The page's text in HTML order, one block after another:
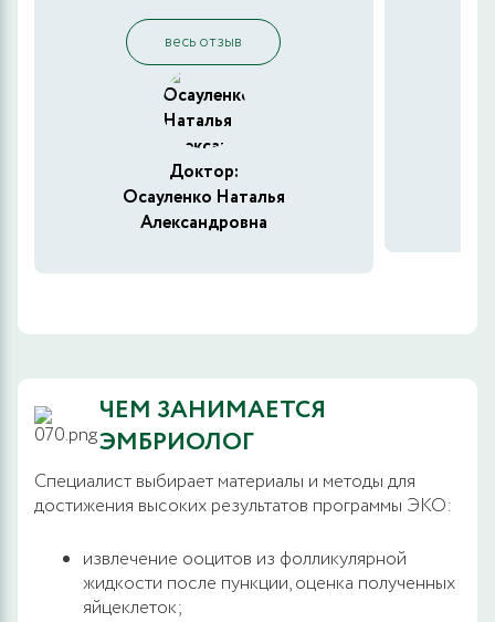
весь отзыв
Доктор:
Осауленко Наталья
Александровна
ЧЕМ ЗАНИМАЕТСЯ
ЭМБРИОЛОГ
Специалист выбирает материалы и методы для
достижения высоких результатов программы ЭКО:
извлечение ооцитов из фолликулярной
жидкости после пункции, оценка полученных
яйцеклеток;